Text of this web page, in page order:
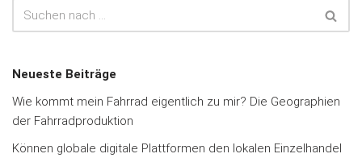
Neueste Beiträge
Wie kommt mein Fahrrad eigentlich zu mir? Die Geographien
der Fahrradproduktion
Können globale digitale Plattformen den lokalen Einzelhandel